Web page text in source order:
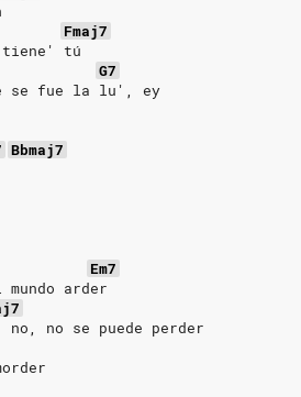
Fmaj7
tiene' tú
G7
se fue la lu', ey
Bbmaj7
Em7
arder
no se puede perder